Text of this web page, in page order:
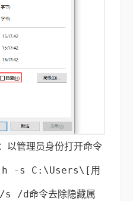
：以管理员身份打开命令
-s C:\Users\[用
s /d命令去除隐藏属